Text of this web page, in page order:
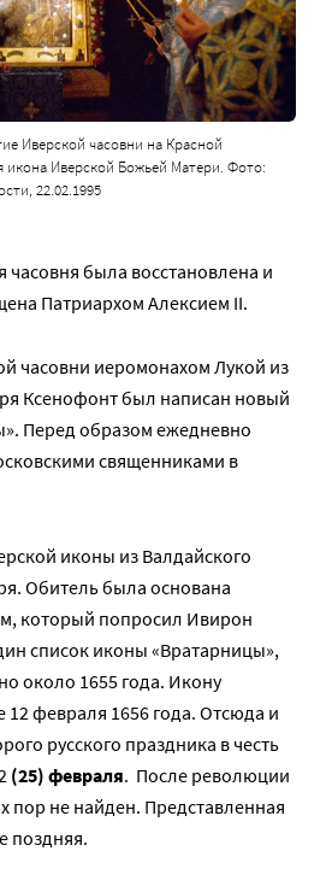
Иверской часовни на Красной
Иверской Божьей Матери. Фото:
22.02.1995
часовня была восстановлена и
Патриархом Алексием II.
часовни иеромонахом Лукой из
Ксенофонт был написан новый
Перед образом ежедневно
священниками в
иконы из Валдайского
Обитель была основана
который попросил Ивирон
список иконы «Вратарницы»,
около 1655 года. Икону
12 февраля 1656 года. Отсюда и
русского праздника в честь
(25) февраля. После революции
пор не найден. Представленная
поздняя.